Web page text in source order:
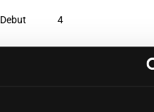
Debut 4